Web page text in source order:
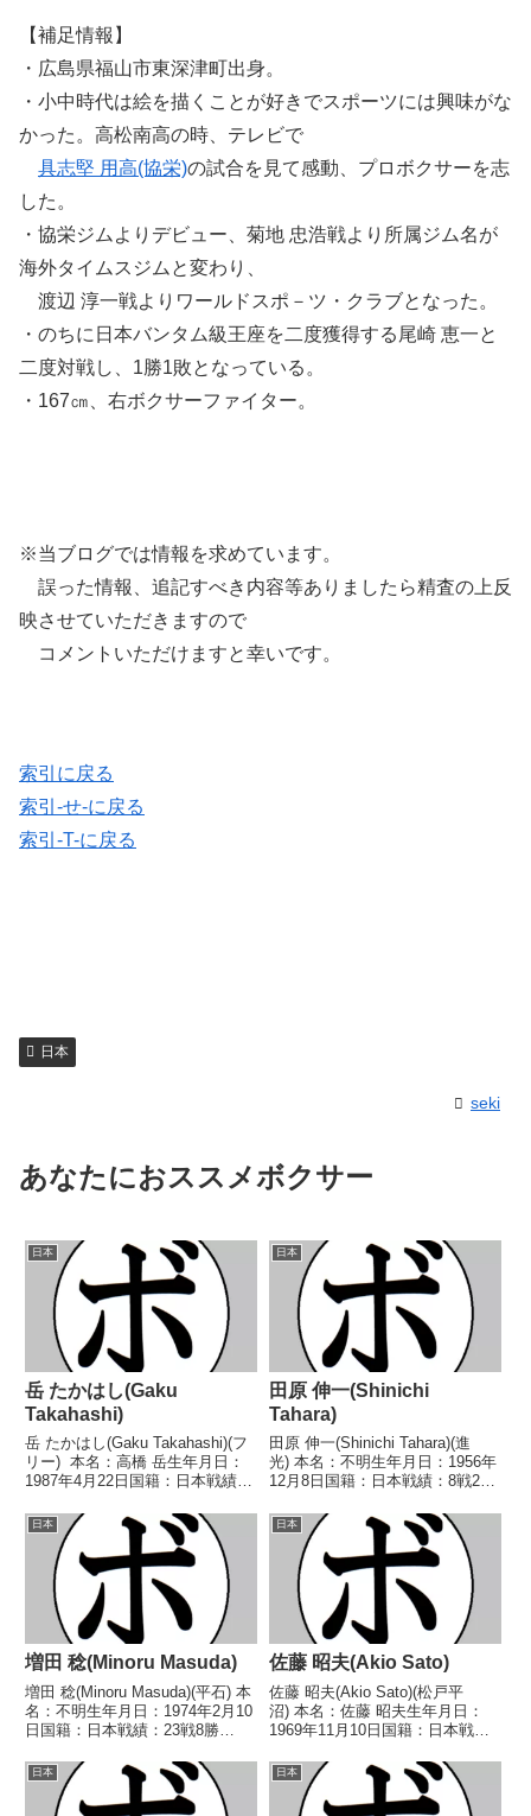
【補足情報】
・広島県福山市東深津町出身。
・小中時代は絵を描くことが好きでスポーツには興味がな
かった。高松南高の時、テレビで
具志堅 用高(協栄)の試合を見て感動、プロボクサーを志
した。
・協栄ジムよりデビュー、菊地 忠浩戦より所属ジム名が
海外タイムスジムと変わり、
渡辺 淳一戦よりワールドスポ－ツ・クラブとなった。
・のちに日本バンタム級王座を二度獲得する尾崎 恵一と
二度対戦し、1勝1敗となっている。
・167㎝、右ボクサーファイター。
※当ブログでは情報を求めています。
誤った情報、追記すべき内容等ありましたら精査の上反
映させていただきますので
コメントいただけますと幸いです。
索引に戻る
索引-せ-に戻る
索引-T-に戻る
日本
seki
あなたにおススメボクサー
日本
岳 たかはし(Gaku
Takahashi)
岳 たかはし(Gaku Takahashi)(フ
リー) 本名：高橋 岳生年月日：
1987年4月22日国籍：日本戦績：
イトル】2007年度全日本ウェル
ター級新人王 【戦歴】
2006/05/22...
日本
田原 伸一(Shinichi
Tahara)
田原 伸一(Shinichi Tahara)(進
光) 本名：不明生年月日：1956年
12月8日国籍：日本戦績：8戦2勝
年度西日本フライ級新人王 【戦
歴】■1977年度西日本フライ級新
人王予選1977/...
日本
増田 稔(Minoru Masuda)
増田 稔(Minoru Masuda)(平石) 本
名：不明生年月日：1974年2月10
日国籍：日本戦績：23戦8勝
なし 【戦歴】1992/11/03 ●4R
判定 (採点不明) 安田 明時(榎
本)■199...
日本
佐藤 昭夫(Akio Sato)
佐藤 昭夫(Akio Sato)(松戸平
沼) 本名：佐藤 昭夫生年月日：
1969年11月10日国籍：日本戦
ル】なし 【戦歴】1988/06/28
○1RKO 倉田 光正(進
光)1988/09/06 ○4R...
日本 日本